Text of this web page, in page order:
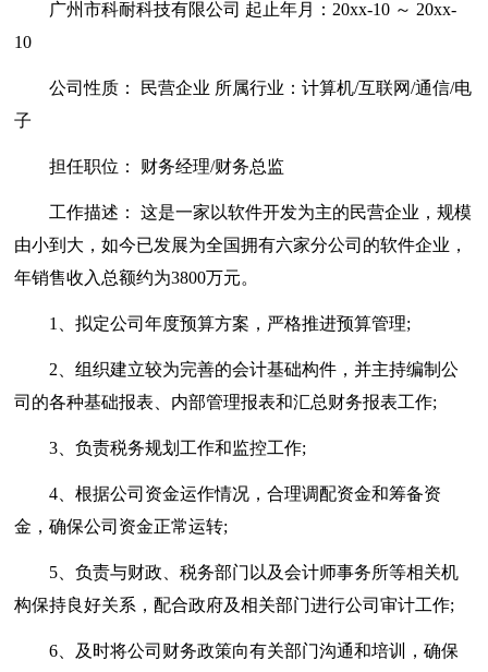
广州市科耐科技有限公司 起止年月：20xx-10 ～ 20xx-
10
公司性质： 民营企业 所属行业：计算机/互联网/通信/电
子
担任职位： 财务经理/财务总监
工作描述： 这是一家以软件开发为主的民营企业，规模
由小到大，如今已发展为全国拥有六家分公司的软件企业，
年销售收入总额约为3800万元。
1、拟定公司年度预算方案，严格推进预算管理;
2、组织建立较为完善的会计基础构件，并主持编制公
司的各种基础报表、内部管理报表和汇总财务报表工作;
3、负责税务规划工作和监控工作;
4、根据公司资金运作情况，合理调配资金和筹备资
金，确保公司资金正常运转;
5、负责与财政、税务部门以及会计师事务所等相关机
构保持良好关系，配合政府及相关部门进行公司审计工作;
6、及时将公司财务政策向有关部门沟通和培训，确保